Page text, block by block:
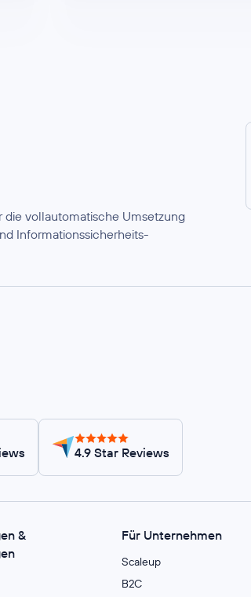
vollautomatische Umsetzung
Informationssicherheits-
4.9 Star Reviews
&
Für Unternehmen
Scaleup
B2C